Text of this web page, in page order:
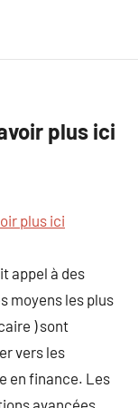
plus ici
plus ici
appel à des
moyens les plus
) sont
vers les
en finance. Les
avancées